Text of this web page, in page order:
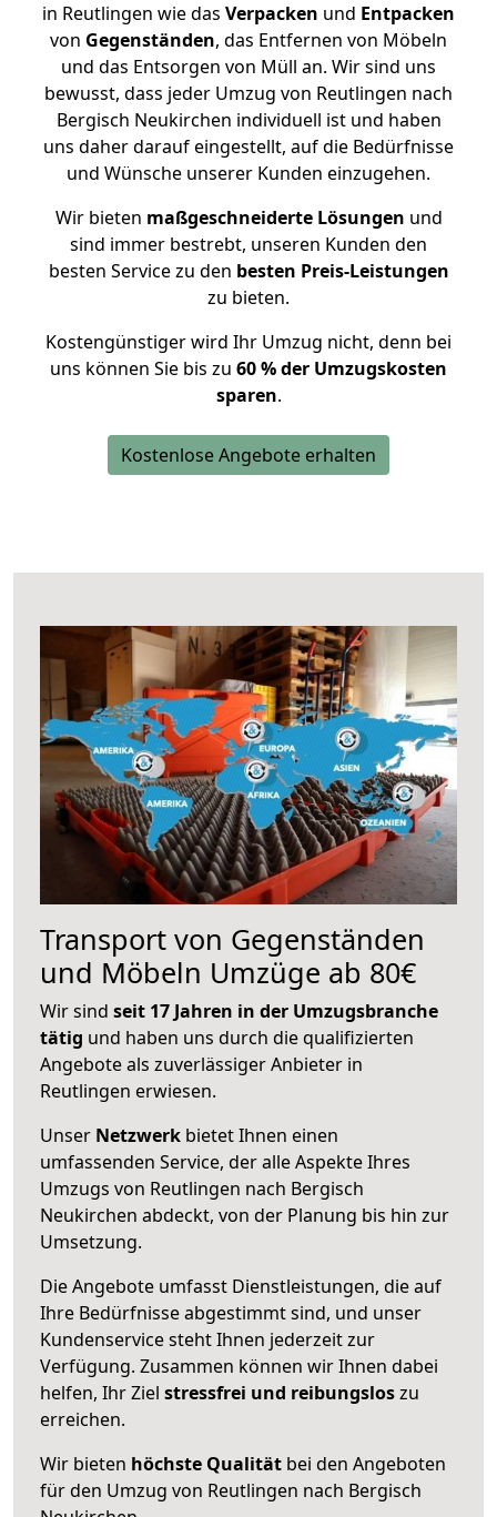
in Reutlingen wie das Verpacken und Entpacken
von Gegenständen, das Entfernen von Möbeln
und das Entsorgen von Müll an. Wir sind uns
bewusst, dass jeder Umzug von Reutlingen nach
Bergisch Neukirchen individuell ist und haben
uns daher darauf eingestellt, auf die Bedürfnisse
und Wünsche unserer Kunden einzugehen.
Wir bieten maßgeschneiderte Lösungen und
sind immer bestrebt, unseren Kunden den
besten Service zu den besten Preis-Leistungen
zu bieten.
Kostengünstiger wird Ihr Umzug nicht, denn bei
uns können Sie bis zu 60 % der Umzugskosten
sparen.
Kostenlose Angebote erhalten
Transport von Gegenständen
und Möbeln Umzüge ab 80€
Wir sind seit 17 Jahren in der Umzugsbranche
tätig und haben uns durch die qualifizierten
Angebote als zuverlässiger Anbieter in
Reutlingen erwiesen.
Unser Netzwerk bietet Ihnen einen
umfassenden Service, der alle Aspekte Ihres
Umzugs von Reutlingen nach Bergisch
Neukirchen abdeckt, von der Planung bis hin zur
Umsetzung.
Die Angebote umfasst Dienstleistungen, die auf
Ihre Bedürfnisse abgestimmt sind, und unser
Kundenservice steht Ihnen jederzeit zur
Verfügung. Zusammen können wir Ihnen dabei
helfen, Ihr Ziel stressfrei und reibungsloszu
erreichen.
Wir bieten höchste Qualität bei den Angeboten
für den Umzug von Reutlingen nach Bergisch